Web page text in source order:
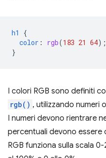
h1
{
color : rgb(183 21 64);
}
I colori RGB sono definiti
rgb() , utilizzando numeri
I numeri devono rientrare
percentuali devono essere
RGB funziona sulla scala